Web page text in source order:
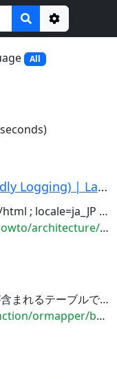
Options
All
ログにこだわるLastaFlute (Friendly Logging) | LastaFlute
; locale=ja_JP [cookie]...locales=ja,en_US,en,es,ko [header] Accept=
friendlylogging.html
ーブルで、union の distinct...
select/selectcount.html